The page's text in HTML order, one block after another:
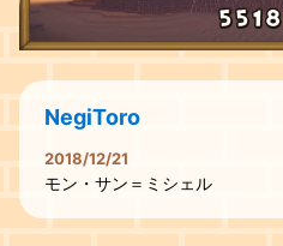
NegiToro
2018/12/21
モン・サン＝ミシェル